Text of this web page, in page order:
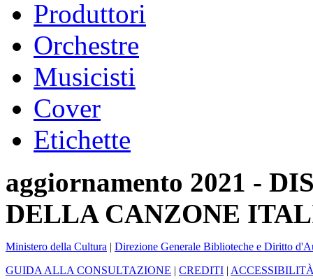
Produttori
Orchestre
Musicisti
Cover
Etichette
aggiornamento 2021 -
DELLA CANZONE
Ministero della Cultura | Direzione Generale Biblioteche e Diritto
GUIDA ALLA CONSULTAZIONE | CREDITI |